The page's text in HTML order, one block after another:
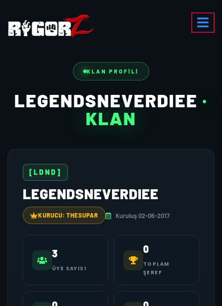
KLAN PROFILI
LEGENDSNEVERDIEE ·
KLAN
[LDND]
LEGENDSNEVERDIEE
KURUCU: THESUPAR Kuruluş 02-06-2017
3
ÜYE SAYISI
0
TOPLAM
ŞEREF